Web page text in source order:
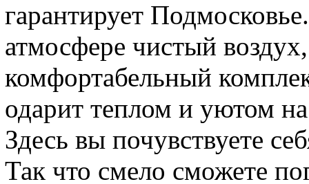
гарантирует
атмосфере чистый
комфортабельный
одарит теплом и уютом
Здесь вы почувствуете
Так что смело сможете